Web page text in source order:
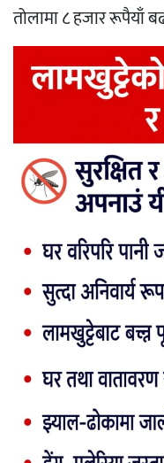
तोलामा ८ हजार रूपैयाँ